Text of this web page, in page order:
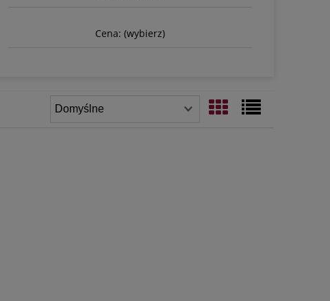
Cena: (wybierz)